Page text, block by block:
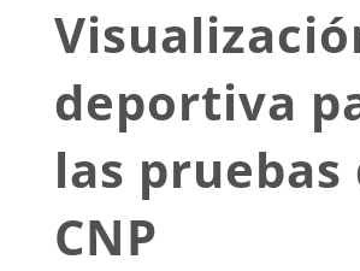
deportiva
las pruebas
CNP